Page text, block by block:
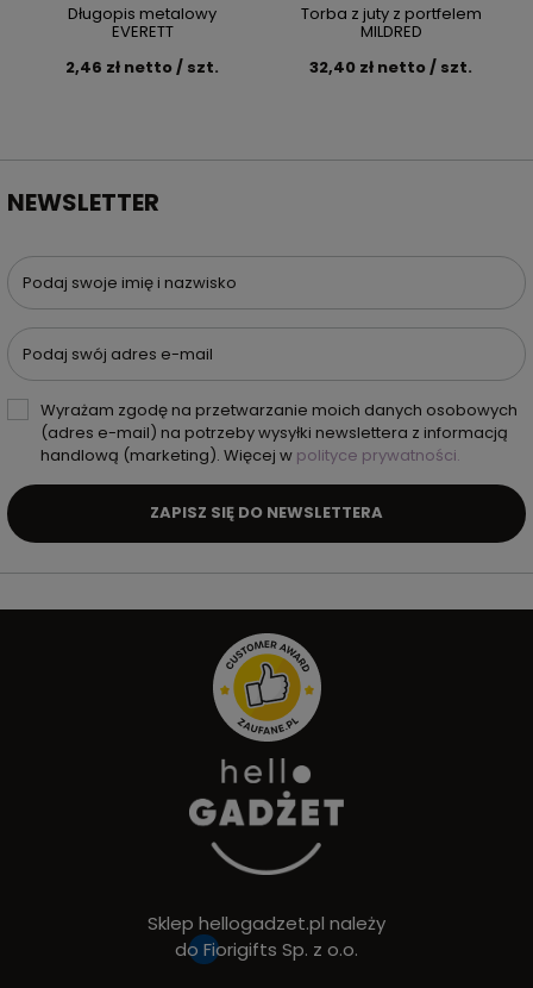
Długopis metalowy
EVERETT
2,46 zł netto / szt.
Torba z juty z portfelem
MILDRED
32,40 zł netto / szt.
NEWSLETTER
Podaj swoje imię i nazwisko
Podaj swój adres e-mail
Wyrażam zgodę na przetwarzanie moich danych osobowych
(adres e-mail) na potrzeby wysyłki newslettera z informacją
handlową (marketing). Więcej w polityce prywatności.
ZAPISZ SIĘ DO NEWSLETTERA
Sklep hellogadzet.pl należy
do Fiorigifts Sp. z o.o.